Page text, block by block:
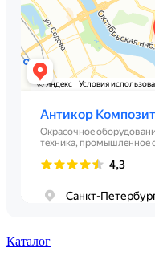
Каталог